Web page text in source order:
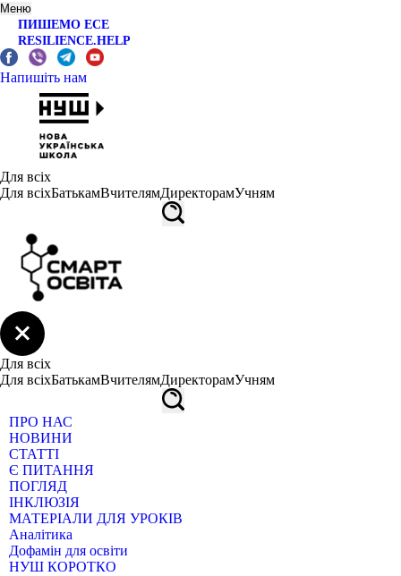
Меню
ПИШЕМО ЕСЕ
RESILIENCE.HELP
Напишіть нам
Для всіх
Для всіхБатькамВчителямДиректорамУчням
Для всіх
Для всіхБатькамВчителямДиректорамУчням
ПРО НАС
НОВИНИ
СТАТТІ
Є ПИТАННЯ
ПОГЛЯД
ІНКЛЮЗІЯ
МАТЕРІАЛИ ДЛЯ УРОКІВ
Аналітика
Дофамін для освіти
НУШ КОРОТКО